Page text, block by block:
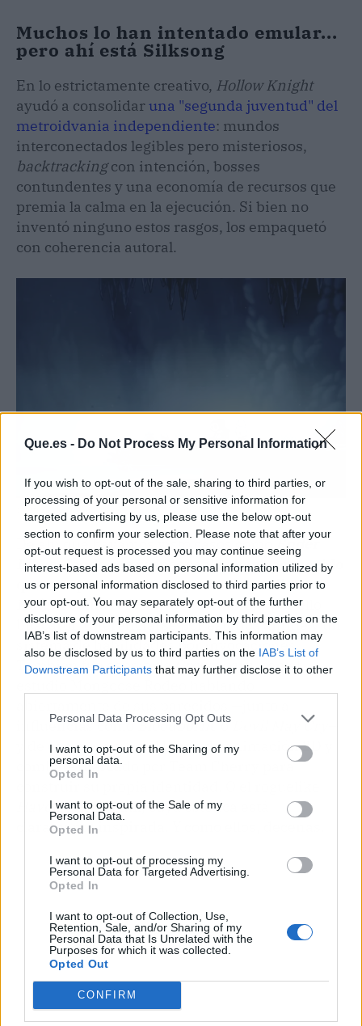
Que.es - Do Not Process My Personal Information
If you wish to opt-out of the sale, sharing to third parties, or
processing of your personal or sensitive information for
targeted advertising by us, please use the below opt-out
section to confirm your selection. Please note that after your
opt-out request is processed you may continue seeing
interest-based ads based on personal information utilized by
us or personal information disclosed to third parties prior to
your opt-out. You may separately opt-out of the further
disclosure of your personal information by third parties on the
IAB’s list of downstream participants. This information may
also be disclosed by us to third parties on the IAB’s List of
Downstream Participants that may further disclose it to other
Personal Data Processing Opt Outs
I want to opt-out of the Sharing of my
personal data.
Opted In
I want to opt-out of the Sale of my
Personal Data.
Opted In
I want to opt-out of processing my
Personal Data for Targeted Advertising.
Opted In
I want to opt-out of Collection, Use,
Retention, Sale, and/or Sharing of my
Personal Data that Is Unrelated with the
Purposes for which it was collected.
Opted Out
CONFIRM
Muchos lo han intentado emular...
pero ahí está Silksong
En lo estrictamente creativo, Hollow Knight
ayudó a consolidaruna "segunda juventud" del
metroidvania independiente: mundos
interconectados legibles pero misteriosos,
backtrackingcon intención, bosses
contundentes y una economía de recursos que
premia la calma en la ejecución. Si bien no
inventó ninguno estos rasgos, los empaquetó
con coherencia autoral.
Captura de Hollow Knight | Fuente: Team Cherry
De ahí que hayamos visto casos comoEnder
Lilies, donde sus responsables han reconocido
que competían en un espacio conHollow
Knightcomo referente inevitable, y por ello
buscaron diferenciarse por estética anime y un
sistema de habilidades por invocaciones.
También fue espejo de Crowsworn, con el
influencias comoBloodborneo Devil May Cry
y de cómo asumen el listón de animación 2D y
combate marcado por Team Cherry para
construir su propia identidad. O el roguelike
Have a Nice Death, cuya estética está
claramente inspirada. Y como ellos, decenas.